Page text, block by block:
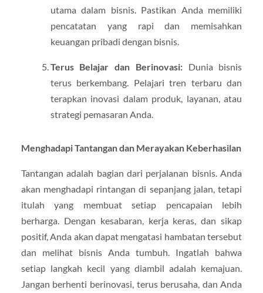
utama dalam bisnis. Pastikan Anda memiliki
pencatatan yang rapi dan memisahkan
keuangan pribadi dengan bisnis.
Terus Belajar dan Berinovasi:Dunia bisnis
terus berkembang. Pelajari tren terbaru dan
terapkan inovasi dalam produk, layanan, atau
strategi pemasaran Anda.
Menghadapi Tantangan dan Merayakan Keberhasilan
Tantangan adalah bagian dari perjalanan bisnis. Anda
akan menghadapi rintangan di sepanjang jalan, tetapi
itulah yang membuat setiap pencapaian lebih
berharga. Dengan kesabaran, kerja keras, dan sikap
positif, Anda akan dapat mengatasi hambatan tersebut
dan melihat bisnis Anda tumbuh. Ingatlah bahwa
setiap langkah kecil yang diambil adalah kemajuan.
Jangan berhenti berinovasi, terus berusaha, dan Anda